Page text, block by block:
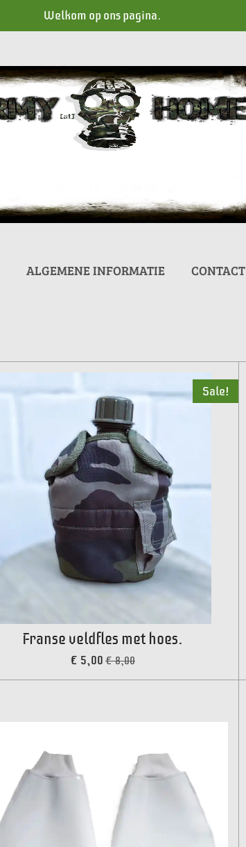
Welkom op ons pagina.
ALGEMENE INFORMATIE CONTACT
Sale!
Franse veldfles met hoes.
€ 5,00 € 8,00